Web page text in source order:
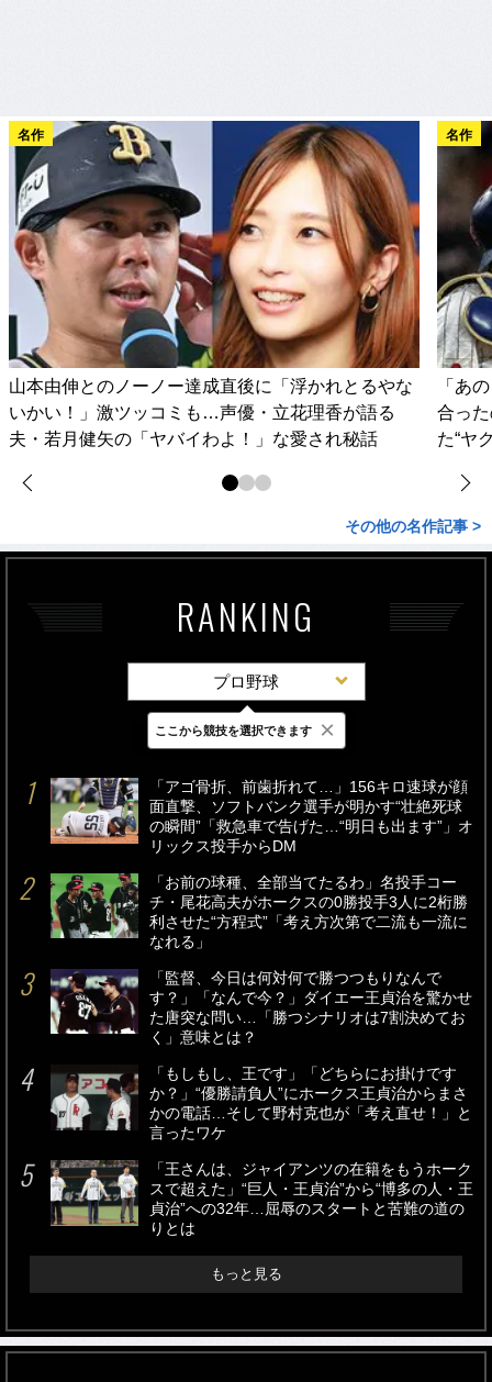
名作
山本由伸とのノーノー達成直後に「浮かれとるやな
いかい！」激ツッコミも…声優・立花理香が語る
夫・若月健矢の「ヤバイわよ！」な愛され秘話
名作
「あ
合っ
た“ヤ
その他の名作記事 >
RANKING
プロ野球
最新 24時間 週間
「アゴ骨折、前歯折れて…」156キロ速球が顔
面直撃、ソフトバンク選手が明かす“壮絶死球
の瞬間”「救急車で告げた…“明日も出ます”」オ
リックス投手からDM
「お前の球種、全部当てたるわ」名投手コー
チ・尾花高夫がホークスの0勝投手3人に2桁勝
利させた“方程式”「考え方次第で二流も一流に
なれる」
「監督、今日は何対何で勝つつもりなんで
す？」「なんで今？」ダイエー王貞治を驚かせ
た唐突な問い…「勝つシナリオは7割決めてお
く」意味とは？
「もしもし、王です」「どちらにお掛けです
か？」“優勝請負人”にホークス王貞治からまさ
かの電話…そして野村克也が「考え直せ！」と
言ったワケ
「王さんは、ジャイアンツの在籍をもうホーク
スで超えた」“巨人・王貞治”から“博多の人・王
貞治”への32年…屈辱のスタートと苦難の道の
りとは
もっと見る
ここから競技を選択できます ×